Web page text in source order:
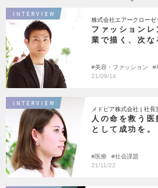
INTERVIEW
株式会社エアークロー
ファッション
業で描く、次な
美容・ファッション
21/09/14
INTERVIEW
メドピア株式会社 | 社長
at
人の命を救う
として成功を。
医療
社会課題
21/11/22